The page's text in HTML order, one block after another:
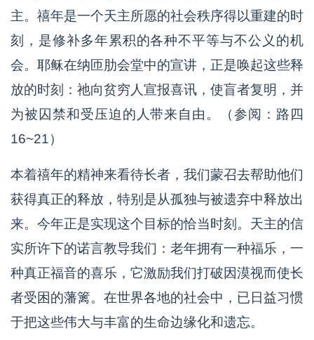
主。禧年是一个天主所愿的社会秩序得以重建的时
刻，是修补多年累积的各种不平等与不公义的机
会。耶稣在纳匝肋会堂中的宣讲，正是唤起这些释
放的时刻：祂向贫穷人宣报喜讯，使盲者复明，并
为被囚禁和受压迫的人带来自由。（参阅：路四
16~21）
本着禧年的精神来看待长者，我们蒙召去帮助他们
获得真正的释放，特别是从孤独与被遗弃中释放出
来。今年正是实现这个目标的恰当时刻。天主的信
实所许下的诺言教导我们：老年拥有一种福乐，一
种真正福音的喜乐，它激励我们打破因漠视而使长
者受困的藩篱。在世界各地的社会中，已日益习惯
于把这些伟大与丰富的生命边缘化和遗忘。